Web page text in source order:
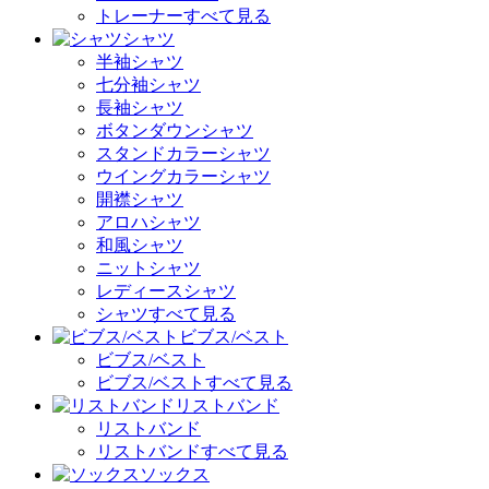
トレーナーすべて見る
シャツ
半袖シャツ
七分袖シャツ
長袖シャツ
ボタンダウンシャツ
スタンドカラーシャツ
ウイングカラーシャツ
開襟シャツ
アロハシャツ
和風シャツ
ニットシャツ
レディースシャツ
シャツすべて見る
ビブス/ベスト
ビブス/ベスト
ビブス/ベストすべて見る
リストバンド
リストバンド
リストバンドすべて見る
ソックス